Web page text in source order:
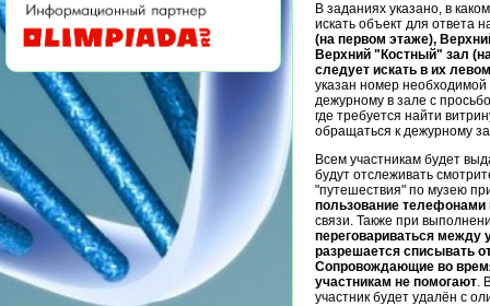
В заданиях указано, в
искать объект для ответа
(на первом этаже),
Верхний "Костный" зал
следует искать в их
указан номер необходимой
дежурному в зале с
где требуется найти
обращаться к дежурному
Всем участникам будет
будут отслеживать
"путешествия" по музею
пользование телефонами
связи. Также при
переговариваться между
разрешается списывать
Сопровождающие во
участникам не помогают.
участник будет удалён с